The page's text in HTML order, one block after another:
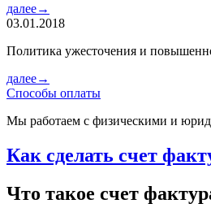
далее→
03.01.2018
Политика ужесточения и
далее→
Способы оплаты
Мы работаем с физическими и
Как сделать счет
Что такое счет